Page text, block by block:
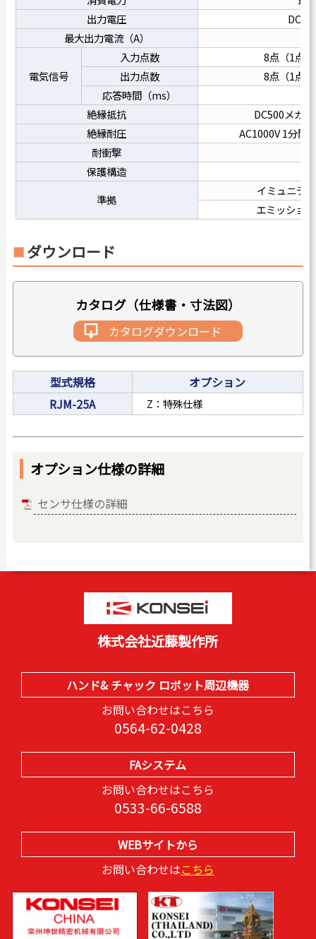
出力電圧
最大出力電流（A）
電気信号
入力点数
8点（1点
出力点数
8点（1点
応答時間（ms）
絶縁抵抗
DC500メガ
絶縁耐圧
AC1000V 1分間
耐衝撃
保護構造
準拠
イミュニテ
エミッショ
ダウンロード
カタログ（仕様書・寸法図）
カタログダウンロード
型式規格
オプション
RJM-25A
Z：特殊仕様
オプション仕様の詳細
センサ仕様の詳細
株式会社近藤製作所
ハンド& チャック ロボット周辺機器
お問い合わせはこちら
0564-62-0428
FAシステム
お問い合わせはこちら
0533-66-6588
WEBサイトから
お問い合わせはこちら